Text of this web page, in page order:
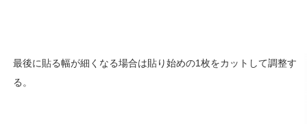
最後に貼る幅が細くなる場合は貼り始めの1枚をカットして調整す
る。